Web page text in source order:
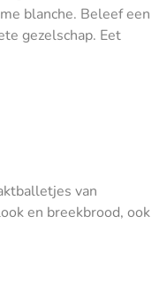
blanche. Beleef een
gezelschap. Eet
van
en breekbrood, ook